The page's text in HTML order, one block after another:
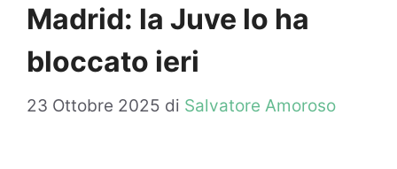
Madrid: la Juve lo ha
bloccato ieri
23 Ottobre 2025 di Salvatore Amoroso